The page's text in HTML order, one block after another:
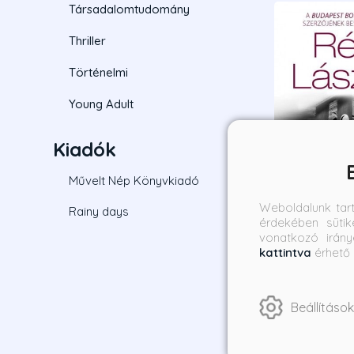
Társadalomtudomány
Thriller
Történelmi
Young Adult
Kiadók
Művelt Nép Könyvkiadó
Rainy days
Európa
adunk fel a
Borító ár:
Weboldalunk
érdekében
vonatkozó
kattintva érhető
Beállítások